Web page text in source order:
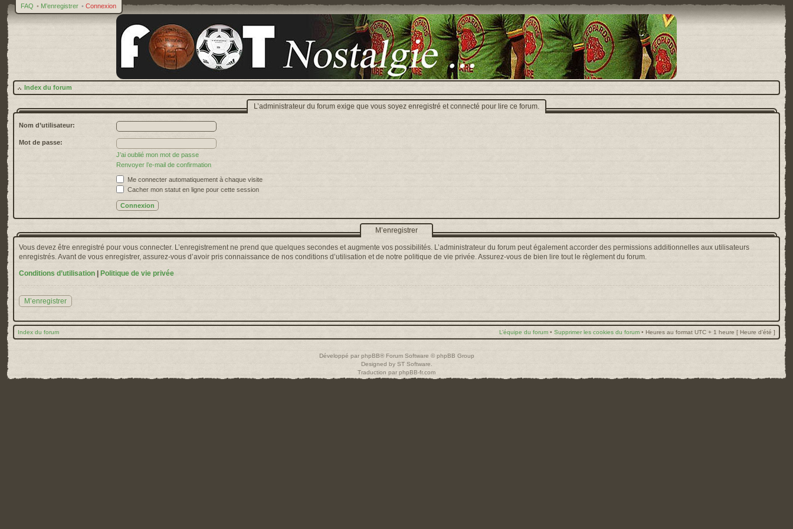
FAQ • M’enregistrer • Connexion
Index du forum
L’administrateur du forum exige que vous soyez enregistré et connecté pour lire ce forum.
Nom d’utilisateur:
Mot de passe:
J’ai oublié mon mot de passe
Renvoyer l’e-mail de confirmation
Me connecter automatiquement à chaque visite
Cacher mon statut en ligne pour cette session
M’enregistrer
Vous devez être enregistré pour vous connecter. L’enregistrement ne prend que quelques secondes et augmente vos possibilités. L’administrateur du forum peut également accorder des permissions additionnelles aux utilisateurs
enregistrés. Avant de vous enregistrer, assurez-vous d’avoir pris connaissance de nos conditions d’utilisation et de notre politique de vie privée. Assurez-vous de bien lire tout le règlement du forum.
Conditions d’utilisation
Politique de vie privée
M’enregistrer
Index du forum L’équipe du forum • Supprimer les cookies du forum • Heures au format UTC + 1 heure [ Heure d’été ]
Développé par phpBB® Forum Software © phpBB Group
Designed by ST Software
Traduction par phpBB-fr.com